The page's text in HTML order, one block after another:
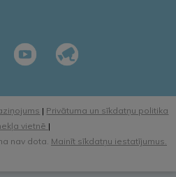
| Privātuma un sīkdatņu politika
vietnē |
nav dota. Mainīt sīkdatņu iestatījumus.